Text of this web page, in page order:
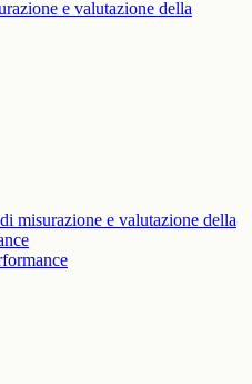
e valutazione della
misurazione e valutazione della